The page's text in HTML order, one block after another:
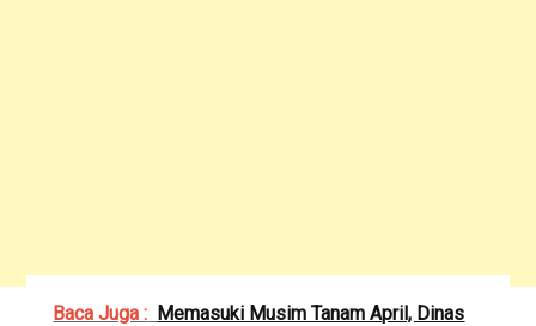
Baca Juga : Memasuki Musim Tanam April, Dinas